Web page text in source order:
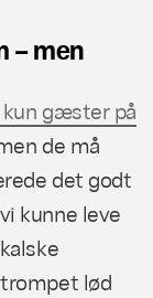
– men
gæster på
de må
det godt
kunne leve
lød